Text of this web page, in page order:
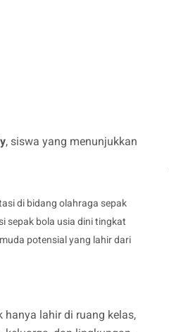
, siswa yang menunjukkan
di bidang olahraga sepak
sepak bola usia dini tingkat
potensial yang lahir dari
lahir di ruang kelas,